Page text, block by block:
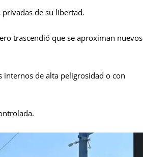
privadas de su libertad.
trascendió que se aproximan nuevos
internos de alta peligrosidad o con